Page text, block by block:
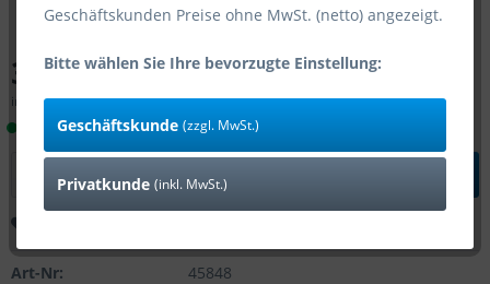
39,00 € *
inkl. MwSt.zzgl. Versandkosten
Lieferzeit 1-4 Tage (Bestand: 11)
Art-Nr: 45848
Geschäftskunden Preise ohne MwSt. (netto) angezeigt.
Bitte wählen Sie Ihre bevorzugte Einstellung:
Geschäftskunde (zzgl. MwSt.)
Privatkunde (inkl. MwSt.)